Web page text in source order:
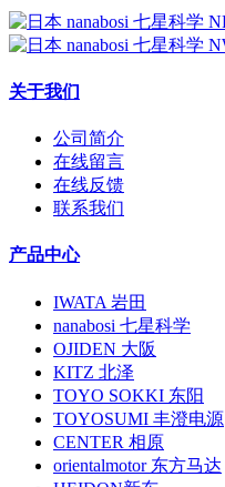
关于我们
公司简介
在线留言
在线反馈
联系我们
产品中心
IWATA 岩田
nanabosi 七星科学
OJIDEN 大阪
KITZ 北泽
TOYO SOKKI 东阳
TOYOSUMI 丰澄电源
CENTER 相原
orientalmotor 东方马达